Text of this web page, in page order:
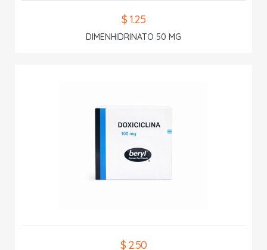
$ 1.25
DIMENHIDRINATO 50 MG
$ 2.50